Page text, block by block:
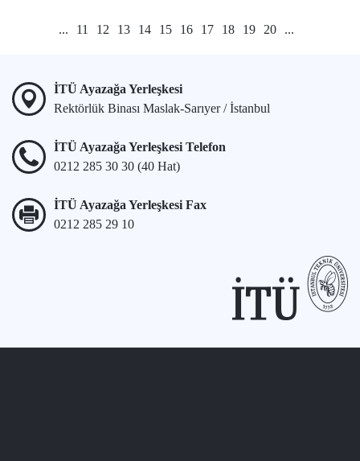
... 11 12 13 14 15 16 17 18 19 20 ...
İTÜ Ayazağa Yerleşkesi
Rektörlük Binası Maslak-Sarıyer / İstanbul
İTÜ Ayazağa Yerleşkesi Telefon
0212 285 30 30 (40 Hat)
İTÜ Ayazağa Yerleşkesi Fax
0212 285 29 10